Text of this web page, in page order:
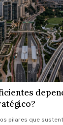
pilares que